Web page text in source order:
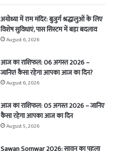
अयोध्या में राम मंदिर: बुजुर्ग श्रद्धालुओं के लिए
विशेष सुविधाएं, पास सिस्टम में बड़ा बदलाव
August 6, 2026
आज का राशिफल: 06 अगस्त 2026 –
जानिए! कैसा रहेगा आपका आज का दिन?
August 6, 2026
आज का राशिफल: 05 अगस्त 2026 – जानिए
कैसा रहेगा आपका आज का दिन
August 5, 2026